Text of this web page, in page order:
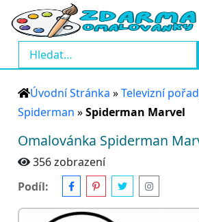
Úvodní Stránka »Televizní
Spiderman »Spiderman Marvel
Omalovánka Spiderman
356 zobrazení
Podíl: